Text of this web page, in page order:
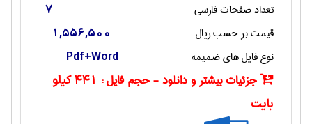
تعداد صفحات فارسی 7
قیمت بر حسب ریال 1,556,500
نوع فایل های ضمیمه Pdf+Word
جزئیات بیشتر و دانلود - حجم فایل :
441 کیلو
بایت